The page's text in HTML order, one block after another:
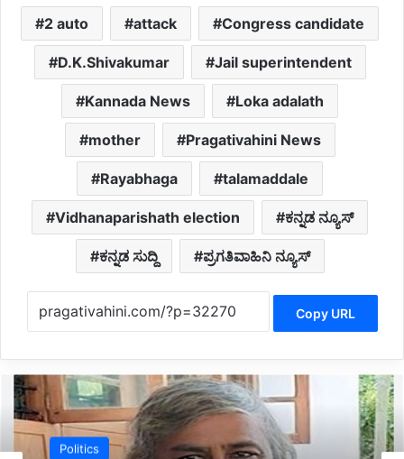
2 auto attack Congress candidate
D.K.Shivakumar Jail superintendent
Kannada News Loka adalath
mother Pragativahini News
Rayabhaga talamaddale
Vidhanaparishath election ಕನ್ನಡ ನ್ಯೂಸ್
ಕನ್ನಡ ಸುದ್ದಿ ಪ್ರಗತಿವಾಹಿನಿ ನ್ಯೂಸ್
Copy URL